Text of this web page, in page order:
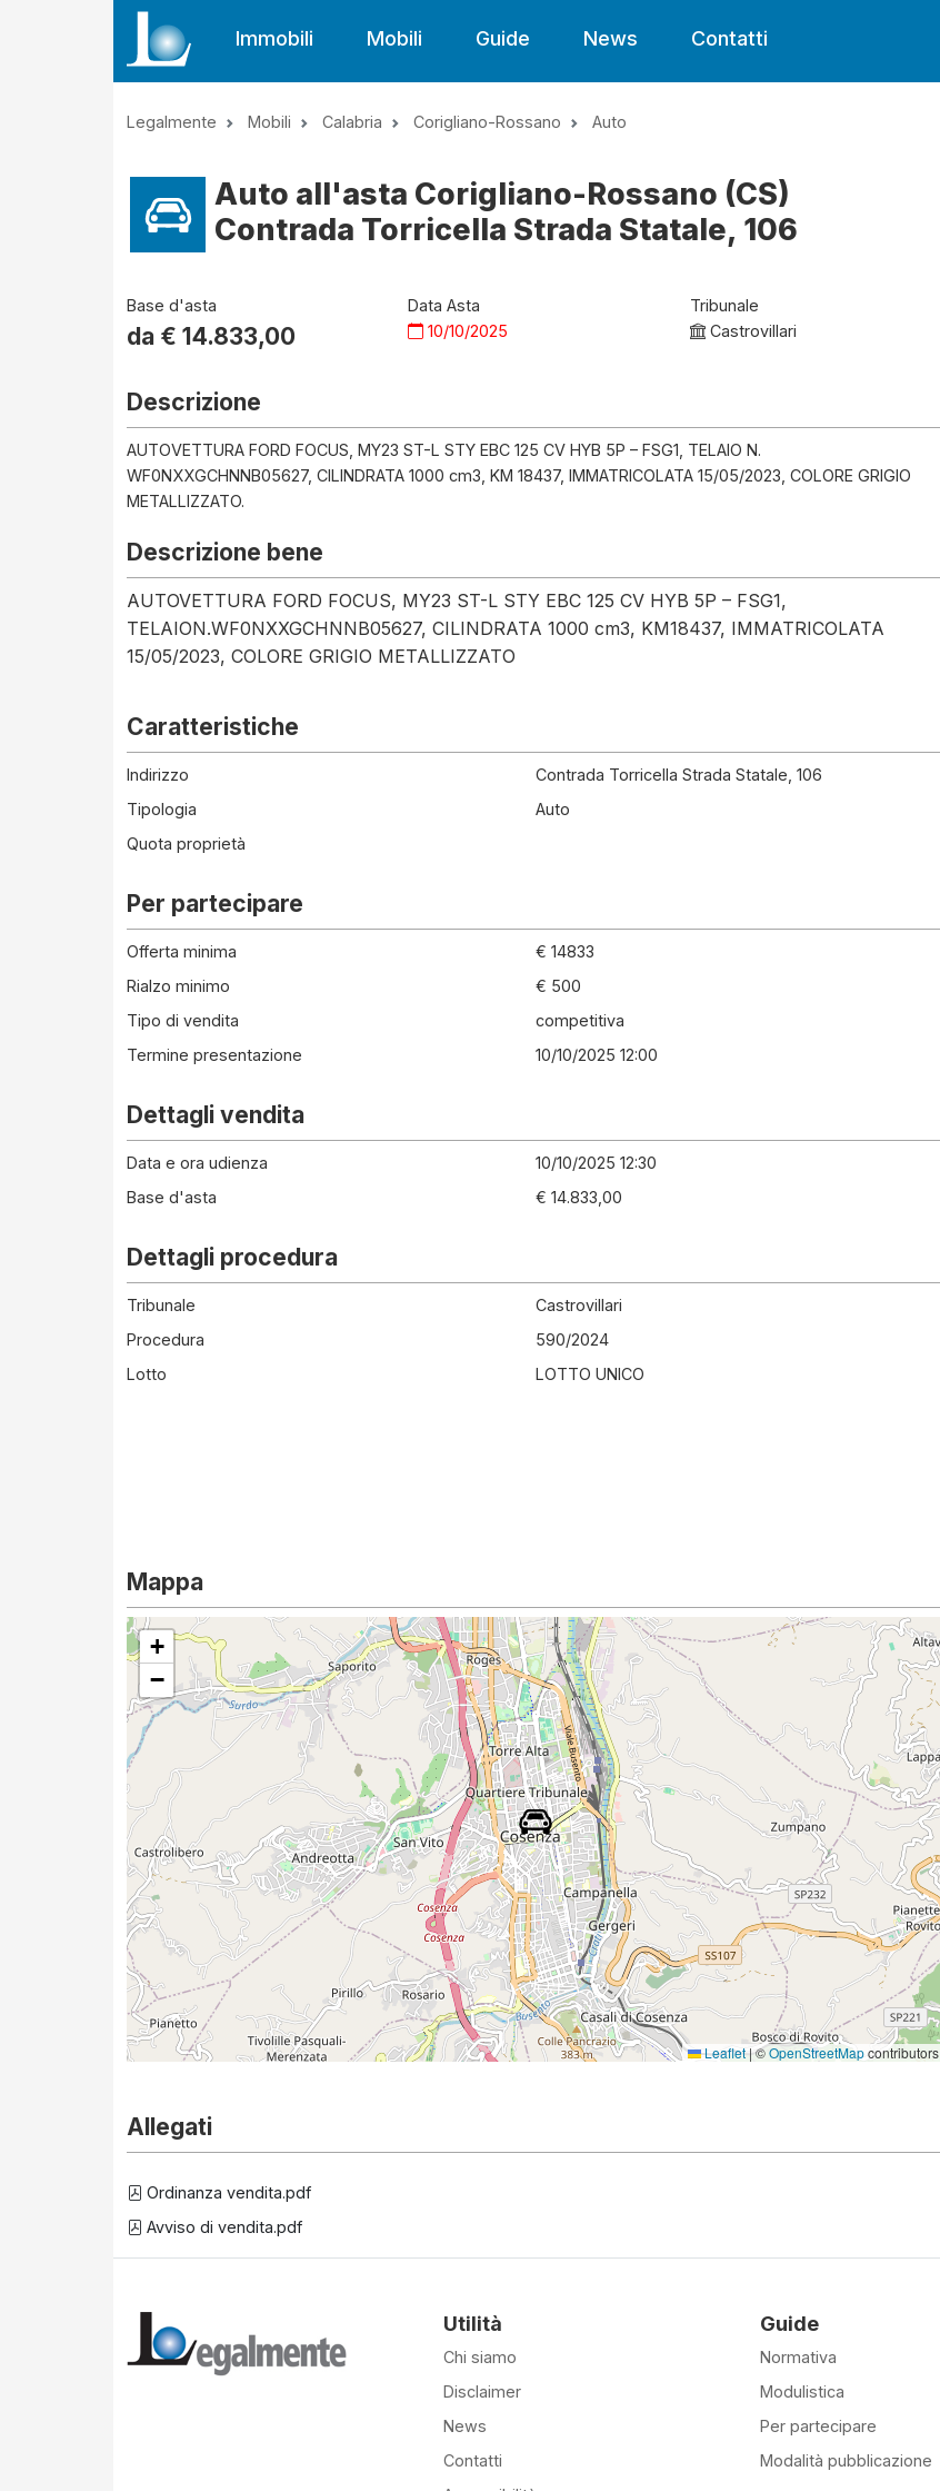
Immobili Mobili Guide News Contatti
Legalmente Mobili Calabria Corigliano-Rossano Auto
Auto all'asta Corigliano-Rossano (CS)
Contrada Torricella Strada Statale, 106
Base d'asta
da € 14.833,00
Data Asta
10/10/2025
Tribunale
Castrovillari
Descrizione
AUTOVETTURA FORD FOCUS, MY23 ST-L STY EBC 125 CV HYB 5P – FSG1, TELAIO N.
WF0NXXGCHNNB05627, CILINDRATA 1000 cm3, KM 18437, IMMATRICOLATA 15/05/2023, COLORE GRIGIO
METALLIZZATO.
Descrizione bene
AUTOVETTURA FORD FOCUS, MY23 ST-L STY EBC 125 CV HYB 5P – FSG1,
TELAION.WF0NXXGCHNNB05627, CILINDRATA 1000 cm3, KM18437, IMMATRICOLATA
15/05/2023, COLORE GRIGIO METALLIZZATO
Caratteristiche
Indirizzo
Contrada Torricella Strada Statale, 106
Tipologia
Auto
Quota proprietà
Per partecipare
Offerta minima
€ 14833
Rialzo minimo
€ 500
Tipo di vendita
competitiva
Termine presentazione
10/10/2025 12:00
Dettagli vendita
Data e ora udienza
10/10/2025 12:30
Base d'asta
€ 14.833,00
Dettagli procedura
Tribunale
Castrovillari
Procedura
590/2024
Lotto
LOTTO UNICO
Mappa
+
−
Leaflet|©OpenStreetMapcontributors
Allegati
Ordinanza vendita.pdf
Avviso di vendita.pdf
Utilità
Chi siamo
Disclaimer
News
Contatti
Guide
Normativa
Modulistica
Per partecipare
Modalità pubblicazione